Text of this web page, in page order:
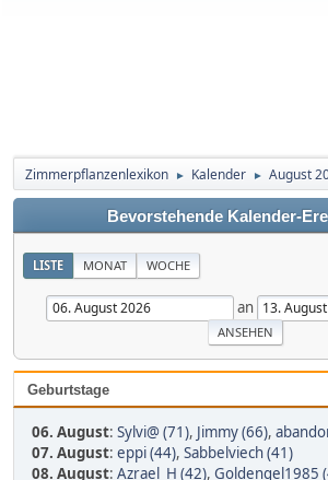
Zimmerpflanzenlexikon ► Kalender ► August
Bevorstehende Kalender-
LISTE MONAT WOCHE
an
Geburtstage
06. August: Sylvi@ (71), Jimmy (66),
07. August: eppi (44), Sabbelviech (41)
08. August: Azrael_H (42), Goldengel1985